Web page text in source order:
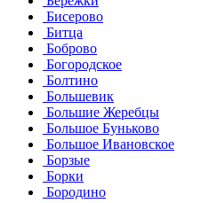
Бисерово
Битца
Боброво
Богородское
Болтино
Большевик
Большие Жеребцы
Большое Буньково
Большое Ивановское
Борзые
Борки
Бородино